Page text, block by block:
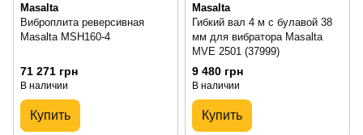
Masalta
Виброплита реверсивная
Masalta MSH160-4
71 271 грн
В наличии
Купить
Masalta
Гибкий вал 4 м с булавой 38
мм для вибратора Masalta
MVE 2501 (37999)
9 480 грн
В наличии
Купить